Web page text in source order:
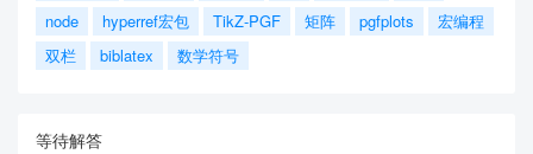
node
hyperref宏包 TikZ-PGF 矩阵 pgfplots
宏编程
双栏
biblatex 数学符号
等待解答